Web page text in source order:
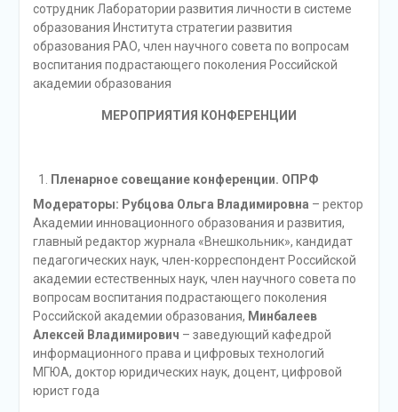
сотрудник Лаборатории развития личности в системе
образования Института стратегии развития
образования РАО, член научного совета по вопросам
воспитания подрастающего поколения Российской
академии образования
МЕРОПРИЯТИЯ КОНФЕРЕНЦИИ
Пленарное совещание конференции. ОПРФ
Модераторы: Рубцова Ольга Владимировна – ректор
Академии инновационного образования и развития,
главный редактор журнала «Внешкольник», кандидат
педагогических наук, член-корреспондент Российской
академии естественных наук, член научного совета по
вопросам воспитания подрастающего поколения
Российской академии образования, Минбалеев
Алексей Владимирович – заведующий кафедрой
информационного права и цифровых технологий
МГЮА, доктор юридических наук, доцент, цифровой
юрист года